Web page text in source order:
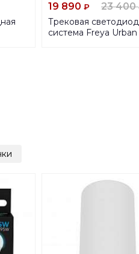
19 890 ₽ 23 400
Трековая
система Freya Urban